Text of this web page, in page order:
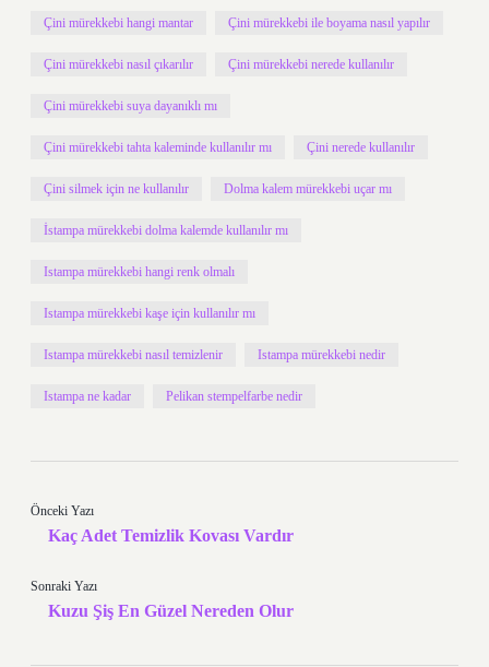
Çini mürekkebi hangi mantar Çini mürekkebi ile boyama nasıl yapılır
Çini mürekkebi nasıl çıkarılır Çini mürekkebi nerede kullanılır
Çini mürekkebi suya dayanıklı mı
Çini mürekkebi tahta kaleminde kullanılır mı Çini nerede kullanılır
Çini silmek için ne kullanılır Dolma kalem mürekkebi uçar mı
İstampa mürekkebi dolma kalemde kullanılır mı
Istampa mürekkebi hangi renk olmalı
Istampa mürekkebi kaşe için kullanılır mı
Istampa mürekkebi nasıl temizlenir Istampa mürekkebi nedir
Istampa ne kadar Pelikan stempelfarbe nedir
Önceki Yazı
Kaç Adet Temizlik Kovası Vardır
Sonraki Yazı
Kuzu Şiş En Güzel Nereden Olur